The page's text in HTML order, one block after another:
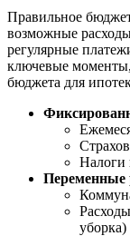
Правильное
возможные
регулярные
ключевые моменты,
бюджета для
Налоги
Переменные
уборка)